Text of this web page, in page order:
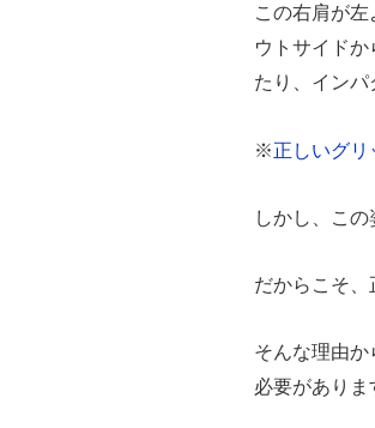
この右肩が
ウトサイド
たり、インパ
※正しいグ
しかし、こ
だからこそ、
そんな理由か
必要がありま